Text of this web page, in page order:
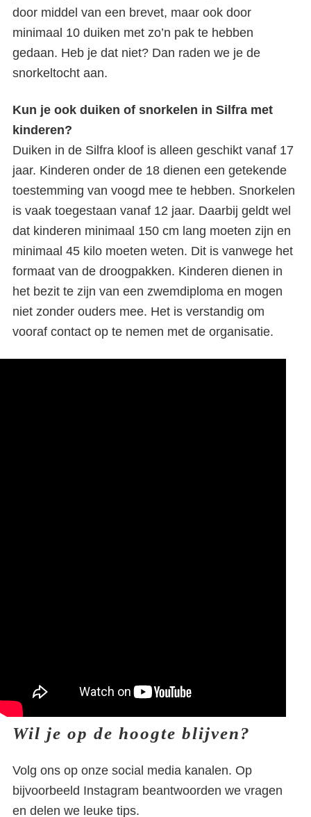
door middel van een brevet, maar ook door
minimaal 10 duiken met zo’n pak te hebben
gedaan. Heb je dat niet? Dan raden we je de
snorkeltocht aan.
Kun je ook duiken of snorkelen in Silfra met
kinderen?
Duiken in de Silfra kloof is alleen geschikt vanaf 17
jaar. Kinderen onder de 18 dienen een getekende
toestemming van voogd mee te hebben. Snorkelen
is vaak toegestaan vanaf 12 jaar. Daarbij geldt wel
dat kinderen minimaal 150 cm lang moeten zijn en
minimaal 45 kilo moeten weten. Dit is vanwege het
formaat van de droogpakken. Kinderen dienen in
het bezit te zijn van een zwemdiploma en mogen
niet zonder ouders mee. Het is verstandig om
vooraf contact op te nemen met de organisatie.
Wil je op de hoogte blijven?
Volg ons op onze social media kanalen. Op
bijvoorbeeld Instagram beantwoorden we vragen
en delen we leuke tips.